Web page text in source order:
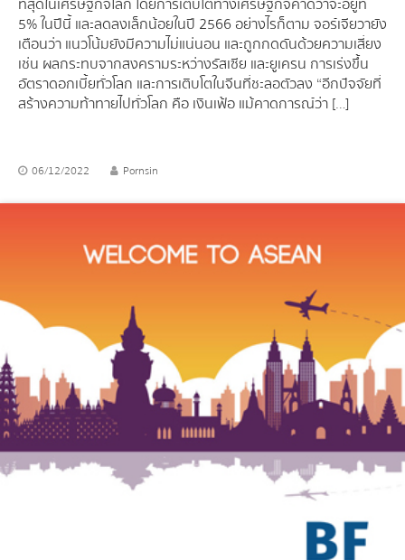
5% ในปีนี้ และลดลงเล็กน้อยในปี 2566 อย่างไรก็ตาม จอร์เจียวายัง
เตือนว่า แนวโน้มยังมีความไม่แน่นอน และถูกกดดันด้วยความเสี่ยง
เช่น ผลกระทบจากสงครามระหว่างรัสเซีย และยูเครน การเร่งขึ้น
อัตราดอกเบี้ยทั่วโลก และการเติบโตในจีนที่ชะลอตัวลง “อีกปัจจัยที่
สร้างความท้าทายไปทั่วโลก คือ เงินเฟ้อ แม้คาดการณ์ว่า […]
06/12/2022 Pornsin